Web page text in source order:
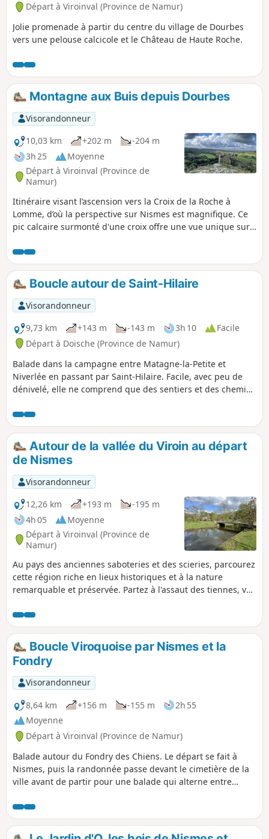
Départ à Viroinval (Province de Namur)
Jolie promenade à partir du centre du village de Dourbes
vers une pelouse calcicole et le Château de Haute Roche.
Montagne aux Buis depuis Dourbes
Visorandonneur
10,03 km
+202 m
-204 m
3h 25
Moyenne
Départ à Viroinval (Province de
Namur)
Itinéraire visant l’ascension vers la Croix de la Roche à
Lomme, d’où la perspective sur Nismes est magnifique. Ce
pic calcaire surmonté d'une croix offre une vue unique sur
des frontières pour sa grande valeur biologique. Le versant
rocheux situé au Sud-Est couvert d'une flore aux teintes
méditerranéennes, rehaussée par la présence abondante
de buis.Boucle autour de Saint-Hilaire
Visorandonneur
9,73 km
+143 m -143 m 3h 10
Facile
Départ à Doische (Province de Namur)
Balade dans la campagne entre Matagne-la-Petite et
Niverlée en passant par Saint-Hilaire. Facile, avec peu de
dénivelé, elle ne comprend que des sentiers et des chemins
boucle.
Autour de la vallée du Viroin au départ
de Nismes
Visorandonneur
12,26 km
+193 m
-195 m
4h 05
Moyenne
Départ à Viroinval (Province de
Namur)
Au pays des anciennes saboteries et des scieries, parcourez
cette région riche en lieux historiques et à la nature
remarquable et préservée. Partez à l'assaut des tiennes, vos
vous tomberez sous le charme des beaux village de
Dourbes et de Nismes. L'Eau Blanche tire son nom des
boues crayeuses qu'elle charrie, l'Eau Noire vient
directement des bois et est donc limpide. Les deux cours
d'eau se rejoignent et forment le Viroin.
Boucle Viroquoise par Nismes et la
Fondry
Visorandonneur
8,64 km
+156 m -155 m
2h 55
Moyenne
Départ à Viroinval (Province de Namur)
Balade autour du Fondry des Chiens. Le départ se fait à
Nismes, puis la randonnée passe devant le cimetière de la
ville avant de partir pour une balade qui alterne entre
passe vers la Roche aux Faucons.